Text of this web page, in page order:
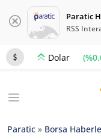
Paratic
RSS
Dolar
Paratic » Borsa